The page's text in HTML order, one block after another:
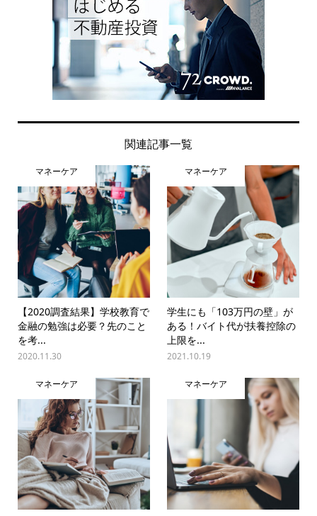
関連記事一覧
マネーケア
【2020調査結果】学校教育で
金融の勉強は必要？先のこと
を考...
2020.11.30
マネーケア
学生にも「103万円の壁」が
ある！バイト代が扶養控除の
上限を...
2021.10.19
マネーケア マネーケア